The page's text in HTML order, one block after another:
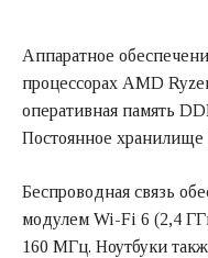
Аппаратное
процессорах AMD
оперативная память
Постоянное
Беспроводная связь
модулем Wi-Fi 6 (2,4
160 МГц. Ноутбуки